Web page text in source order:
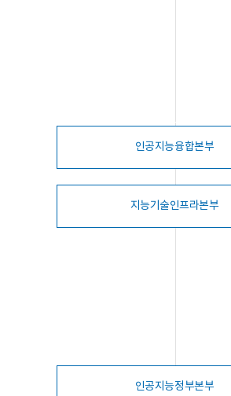
인공지능융합본부
지능기술인프라본부
인공지능정부본부